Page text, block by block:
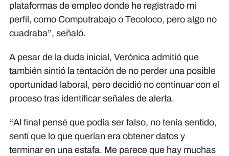
plataformas de empleo donde he registrado mi
perfil, como Computrabajo o Tecoloco, pero algo no
cuadraba”, señaló.
A pesar de la duda inicial, Verónica admitió que
también sintió la tentación de no perder una posible
oportunidad laboral, pero decidió no continuar con el
proceso tras identificar señales de alerta.
“Al final pensé que podía ser falso, no tenía sentido,
sentí que lo que querían era obtener datos y
terminar en una estafa. Me parece que hay muchas